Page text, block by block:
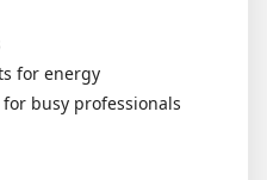
for energy
busy professionals